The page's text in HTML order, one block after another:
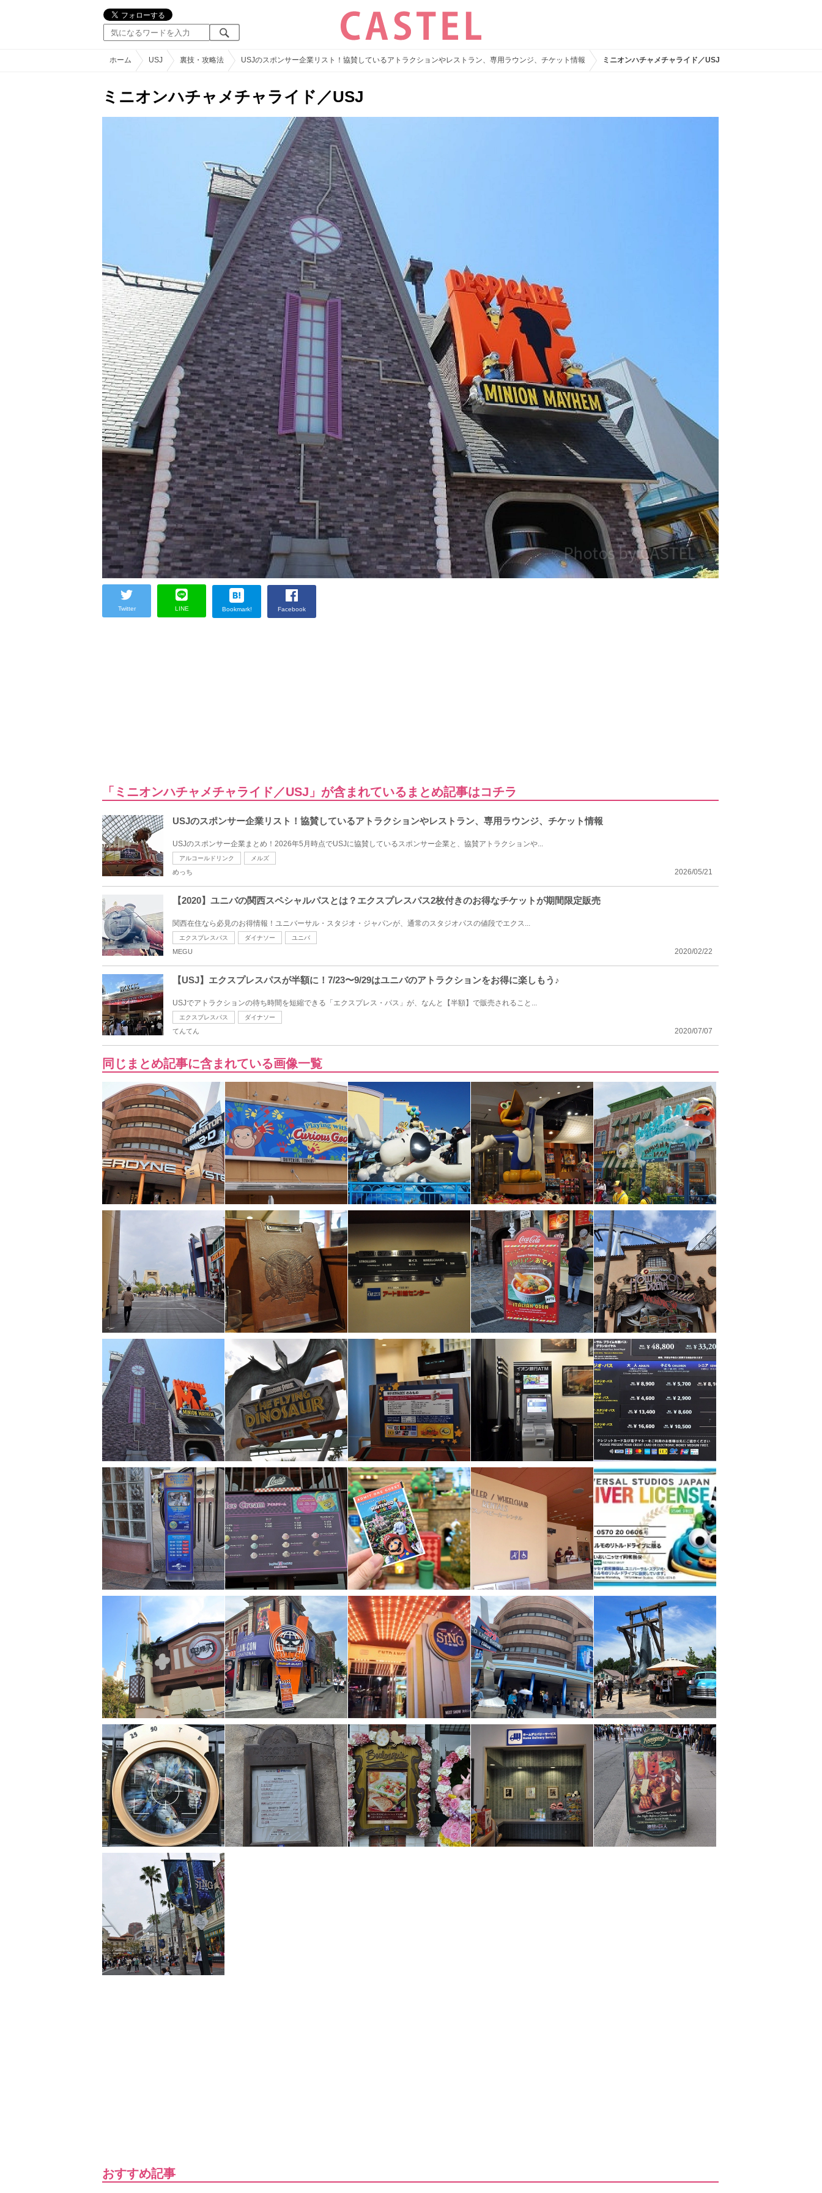
ホーム USJ 裏技・攻略法 USJのスポンサー企業リスト！協賛しているアトラクションやレストラン、専用ラウンジ、チケット情報 ミニオンハチャメチャライド／USJ
ミニオンハチャメチャライド／USJ
Twitter LINE Bookmark! Facebook
「ミニオンハチャメチャライド／USJ」が含まれているまとめ記事はコチラ
USJのスポンサー企業リスト！協賛しているアトラクションやレストラン、専用ラウンジ、チケット情報
USJのスポンサー企業まとめ！2026年5月時点でUSJに協賛しているスポンサー企業と、協賛アトラクションや...
アルコールドリンク メルズ
2026/05/21
めっち
【2020】ユニバの関西スペシャルパスとは？エクスプレスパス2枚付きのお得なチケットが期間限定販売
関西在住なら必見のお得情報！ユニバーサル・スタジオ・ジャパンが、通常のスタジオパスの値段でエクス...
エクスプレスパス ダイナソー ユニバ
2020/02/22
MEGU
【USJ】エクスプレスパスが半額に！7/23〜9/29はユニバのアトラクションをお得に楽しもう♪
USJでアトラクションの待ち時間を短縮できる「エクスプレス・パス」が、なんと【半額】で販売されること...
エクスプレスパス ダイナソー
2020/07/07
てんてん
同じまとめ記事に含まれている画像一覧
おすすめ記事